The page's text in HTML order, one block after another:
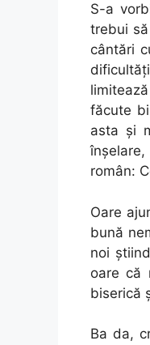
S-a
trebui
cântări
făcute
asta şi
român:
Oare
bună
noi
oare că
biserică
Ba da,